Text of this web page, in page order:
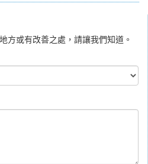
方或有改善之處，請讓我們知道。